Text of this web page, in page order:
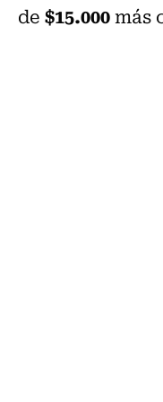
de$15.000más